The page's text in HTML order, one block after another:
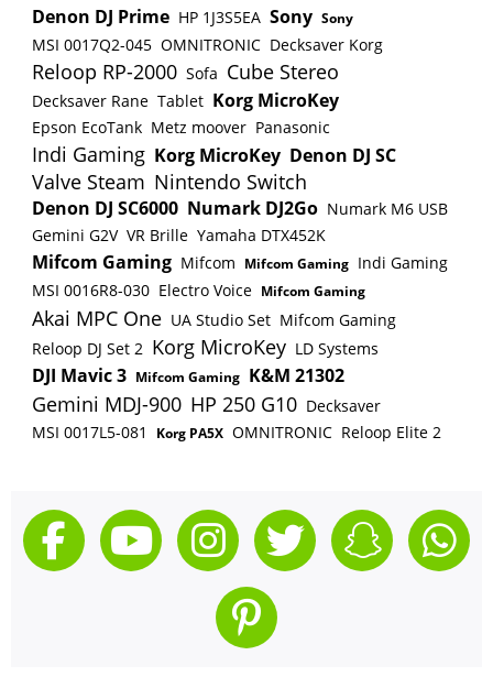
angegebenen Kosten in diesem Artikel gelten nur
als Beispiel. Wenn Dein Wunschprodukt günstiger
ist, sinkt natürlich auch die finale alternative
Mietkaufrate. Wir prüfen zeitnah, ob wir den
Artikel beschaffen können und erstellen dann ein
unverbindliches Angebot für Dich mit der finalen
monatlichen alternativen Mietkaufrate. Wenn Dir
unser Angebot zusagt, sendest Du den Vertrag
unterschrieben an uns zurück. Sobald uns alle
Unterlagen vorliegen und die 1. Rate bei uns
eingegangen ist, bestellen wir Dein
Wunschprodukt und senden es Dir zu.
Denon DJ Prime HP 1J3S5EA Sony Sony
MSI 0017Q2-045 OMNITRONIC Decksaver Korg
Reloop RP-2000 Sofa Cube Stereo
Decksaver Rane Tablet Korg MicroKey
Epson EcoTank Metz moover Panasonic
Indi Gaming Korg MicroKey Denon DJ SC
Valve Steam Nintendo Switch
Denon DJ SC6000 Numark DJ2Go Numark M6 USB
Gemini G2V VR Brille Yamaha DTX452K
Mifcom Gaming Mifcom Mifcom Gaming Indi Gaming
MSI 0016R8-030 Electro Voice Mifcom Gaming
Akai MPC One UA Studio Set Mifcom Gaming
Reloop DJ Set 2 Korg MicroKey LD Systems
DJI Mavic 3 Mifcom Gaming K&M 21302
Gemini MDJ-900 HP 250 G10 Decksaver
MSI 0017L5-081
Korg PA5X OMNITRONIC Reloop Elite 2